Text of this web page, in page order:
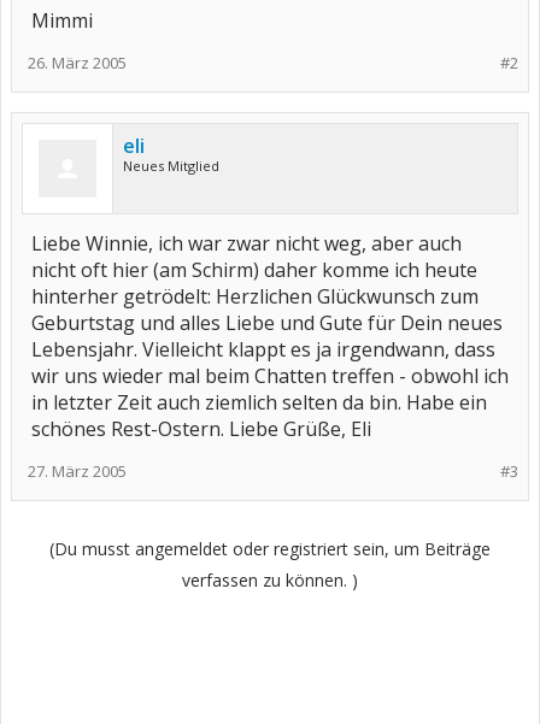
Mimmi
#2
26. März 2005
eli
Neues Mitglied
Liebe Winnie, ich war zwar nicht weg, aber auch
nicht oft hier (am Schirm) daher komme ich heute
hinterher getrödelt: Herzlichen Glückwunsch zum
Geburtstag und alles Liebe und Gute für Dein neues
Lebensjahr. Vielleicht klappt es ja irgendwann, dass
wir uns wieder mal beim Chatten treffen - obwohl ich
in letzter Zeit auch ziemlich selten da bin. Habe ein
schönes Rest-Ostern. Liebe Grüße, Eli
#3
27. März 2005
(Du musst angemeldet oder registriert sein, um Beiträge
verfassen zu können. )